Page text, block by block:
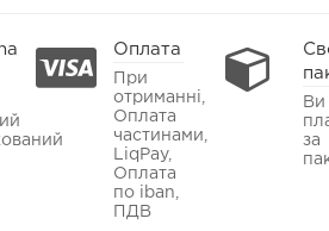
Оплата
При
отриманні,
Оплата
частинами,
LiqPay,
Оплата
по iban,
ПДВ
Ви
за